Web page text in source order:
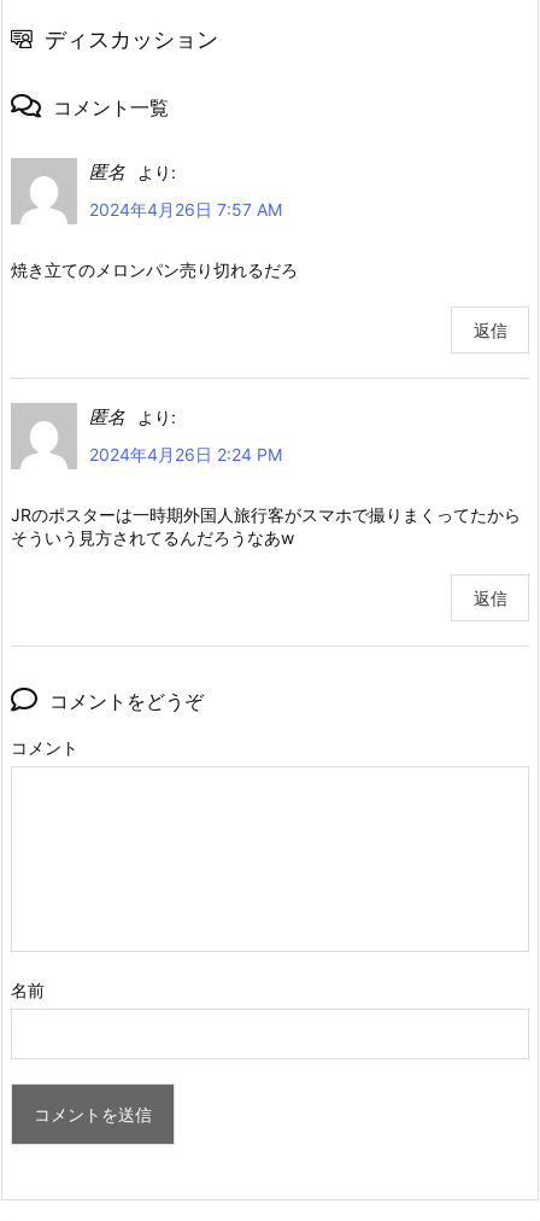
ディスカッション
コメント一覧
匿名
より:
2024年4月26日 7:57 AM
焼き立てのメロンパン売り切れるだろ
返信
匿名
より:
2024年4月26日 2:24 PM
JRのポスターは一時期外国人旅行客がスマホで撮りまくってたから
そういう見方されてるんだろうなあw
返信
コメントをどうぞ
コメント
名前